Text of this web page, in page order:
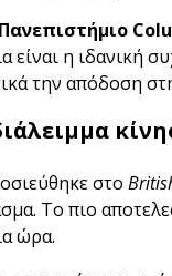
Πανεπιστήμιο
είναι η ιδανική
την απόδοση
στο
Το πιο
ώρα.